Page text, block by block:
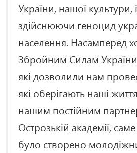
України, нашої культури,
здійснюючи геноцид
населення. Насамперед
Збройним Силам
які дозволили нам
які оберігають наші
нашим постійним
Острозькій академії,
було створено